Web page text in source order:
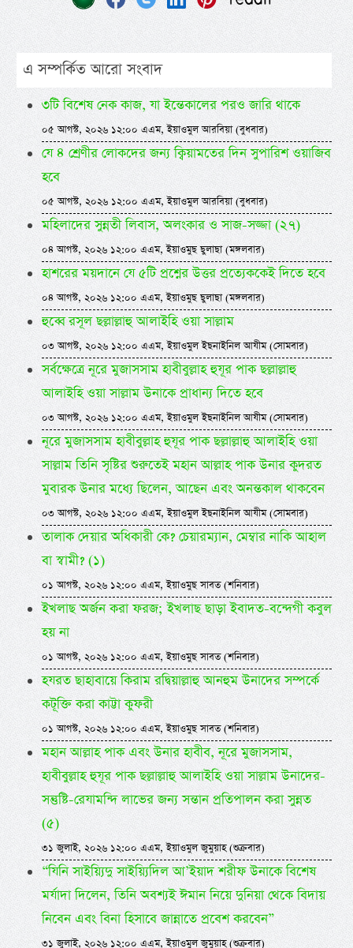
এ সম্পর্কিত আরো সংবাদ
৩টি বিশেষ নেক কাজ, যা ইন্তেকালের পরও জারি থাকে
০৫ আগস্ট, ২০২৬ ১২:০০ এএম, ইয়াওমুল আরবিয়া (বুধবার)
যে ৪ শ্রেণীর লোকদের জন্য ক্বিয়ামতের দিন সুপারিশ ওয়াজিব
হবে
০৫ আগস্ট, ২০২৬ ১২:০০ এএম, ইয়াওমুল আরবিয়া (বুধবার)
মহিলাদের সুন্নতী লিবাস, অলংকার ও সাজ-সজ্জা (২৭)
০৪ আগস্ট, ২০২৬ ১২:০০ এএম, ইয়াওমুছ ছুলাছা (মঙ্গলবার)
হাশরের ময়দানে যে ৫টি প্রশ্নের উত্তর প্রত্যেককেই দিতে হবে
০৪ আগস্ট, ২০২৬ ১২:০০ এএম, ইয়াওমুছ ছুলাছা (মঙ্গলবার)
হুব্বে রসূল ছল্লাল্লাহু আলাইহি ওয়া সাল্লাম
০৩ আগস্ট, ২০২৬ ১২:০০ এএম, ইয়াওমুল ইছনাইনিল আযীম (সোমবার)
সর্বক্ষেত্রে নূরে মুজাসসাম হাবীবুল্লাহ হুযূর পাক ছল্লাল্লাহু
আলাইহি ওয়া সাল্লাম উনাকে প্রাধান্য দিতে হবে
০৩ আগস্ট, ২০২৬ ১২:০০ এএম, ইয়াওমুল ইছনাইনিল আযীম (সোমবার)
নূরে মুজাসসাম হাবীবুল্লাহ হুযূর পাক ছল্লাল্লাহু আলাইহি ওয়া
সাল্লাম তিনি সৃষ্টির শুরুতেই মহান আল্লাহ পাক উনার কুদরত
মুবারক উনার মধ্যে ছিলেন, আছেন এবং অনন্তকাল থাকবেন
০৩ আগস্ট, ২০২৬ ১২:০০ এএম, ইয়াওমুল ইছনাইনিল আযীম (সোমবার)
তালাক দেয়ার অধিকারী কে? চেয়ারম্যান, মেম্বার নাকি আহাল
বা স্বামী? (১)
০১ আগস্ট, ২০২৬ ১২:০০ এএম, ইয়াওমুছ সাবত (শনিবার)
ইখলাছ অর্জন করা ফরজ; ইখলাছ ছাড়া ইবাদত-বন্দেগী কবুল
হয় না
০১ আগস্ট, ২০২৬ ১২:০০ এএম, ইয়াওমুছ সাবত (শনিবার)
হযরত ছাহাবায়ে কিরাম রদ্বিয়াল্লাহু আনহুম উনাদের সম্পর্কে
কটূক্তি করা কাট্টা কুফরী
০১ আগস্ট, ২০২৬ ১২:০০ এএম, ইয়াওমুছ সাবত (শনিবার)
মহান আল্লাহ পাক এবং উনার হাবীব, নূরে মুজাসসাম,
হাবীবুল্লাহ হুযূর পাক ছল্লাল্লাহু আলাইহি ওয়া সাল্লাম উনাদের-
সন্তুষ্টি-রেযামন্দি লাভের জন্য সন্তান প্রতিপালন করা সুন্নত
(৫)
৩১ জুলাই, ২০২৬ ১২:০০ এএম, ইয়াওমুল জুমুয়াহ (শুক্রবার)
“যিনি সাইয়্যিদু সাইয়্যিদিল আ’ইয়াদ শরীফ উনাকে বিশেষ
মর্যাদা দিলেন, তিনি অবশ্যই ঈমান নিয়ে দুনিয়া থেকে বিদায়
নিবেন এবং বিনা হিসাবে জান্নাতে প্রবেশ করবেন”
৩১ জুলাই, ২০২৬ ১২:০০ এএম, ইয়াওমুল জুমুয়াহ (শুক্রবার)